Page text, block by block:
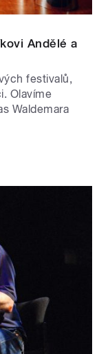
Andělé a
festivalů,
Olavíme
Waldemara